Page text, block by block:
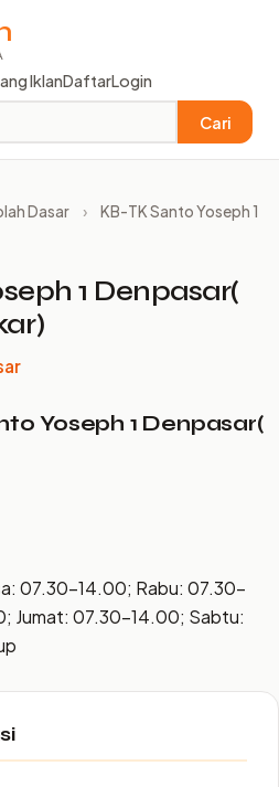
IklanDaftarLogin
Cari
Dasar ›
KB-TK Santo Yoseph 1
1 Denpasar(
Yoseph 1 Denpasar(
07.30–14.00; Rabu: 07.30–
Jumat: 07.30–14.00; Sabtu: